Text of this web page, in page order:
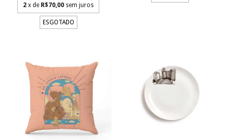
2 x de R$70,00 sem juros
ESGOTADO